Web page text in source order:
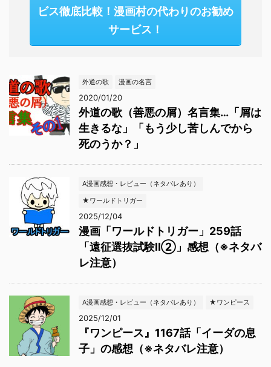
ビス徹底比較！漫画村の代わりのお勧め
サービス！
外道の歌 漫画の名言
2020/01/20
外道の歌（善悪の屑）名言集…「屑は
生きるな」「もう少し苦しんでから
死のうか？」
A漫画感想・レビュー（ネタバレあり）
★ワールドトリガー
2025/12/04
漫画「ワールドトリガー」259話
「遠征選抜試験Ⅱ②」感想（※ネタバ
レ注意）
A漫画感想・レビュー（ネタバレあり） ★ワンピース
2025/12/01
『ワンピース』1167話「イーダの息
子」の感想（※ネタバレ注意）